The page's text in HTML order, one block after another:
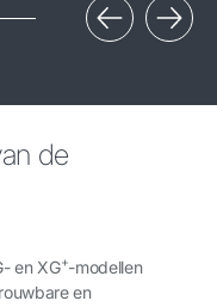
de
en XG+-modellen
en